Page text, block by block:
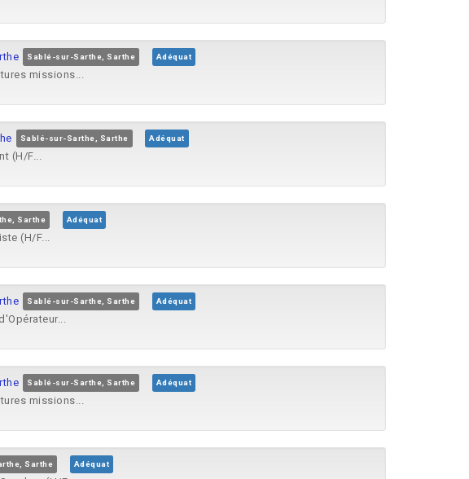
Sablé-sur-Sarthe, Sarthe Adéquat
missions...
Sablé-sur-Sarthe, Sarthe Adéquat
(H/F...
Sarthe Adéquat
(H/F...
Sablé-sur-Sarthe, Sarthe Adéquat
Sablé-sur-Sarthe, Sarthe Adéquat
missions...
Sarthe Adéquat